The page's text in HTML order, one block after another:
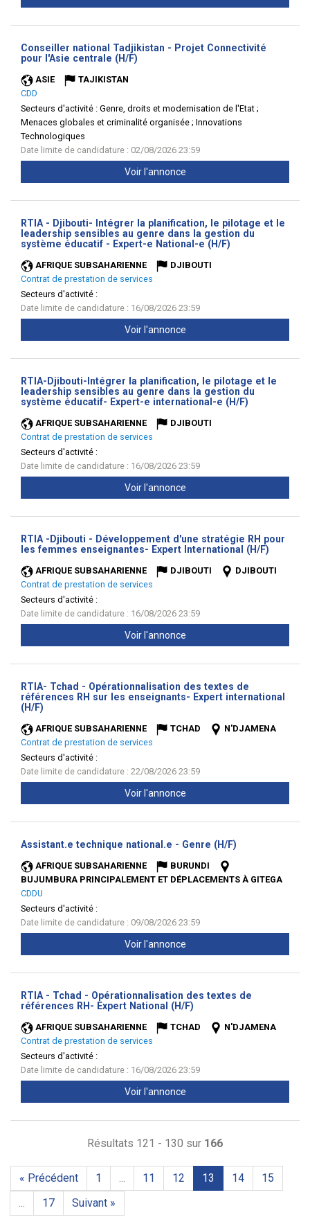
Conseiller national Tadjikistan - Projet Connectivité
pour l'Asie centrale (H/F)
ASIE
TAJIKISTAN
CDD
Secteurs d'activité : Genre, droits et modernisation de l'Etat ;
Menaces globales et criminalité organisée ; Innovations
Technologiques
Date limite de candidature : 02/08/2026 23:59
Voir l'annonce
RTIA - Djibouti- Intégrer la planification, le pilotage et le
leadership sensibles au genre dans la gestion du
système éducatif - Expert-e National-e (H/F)
AFRIQUE SUBSAHARIENNE
DJIBOUTI
Contrat de prestation de services
Secteurs d'activité :
Date limite de candidature : 16/08/2026 23:59
Voir l'annonce
RTIA-Djibouti-Intégrer la planification, le pilotage et le
leadership sensibles au genre dans la gestion du
système éducatif- Expert-e international-e (H/F)
AFRIQUE SUBSAHARIENNE
DJIBOUTI
Contrat de prestation de services
Secteurs d'activité :
Date limite de candidature : 16/08/2026 23:59
Voir l'annonce
RTIA -Djibouti - Développement d'une stratégie RH pour
les femmes enseignantes- Expert International (H/F)
AFRIQUE SUBSAHARIENNE DJIBOUTI
DJIBOUTI
Contrat de prestation de services
Secteurs d'activité :
Date limite de candidature : 16/08/2026 23:59
Voir l'annonce
RTIA- Tchad - Opérationnalisation des textes de
références RH sur les enseignants- Expert international
(H/F)
AFRIQUE SUBSAHARIENNE TCHAD
N'DJAMENA
Contrat de prestation de services
Secteurs d'activité :
Date limite de candidature : 22/08/2026 23:59
Voir l'annonce
Assistant.e technique national.e - Genre (H/F)
AFRIQUE SUBSAHARIENNE
BURUNDI
BUJUMBURA PRINCIPALEMENT ET DÉPLACEMENTS À GITEGA
CDDU
Secteurs d'activité :
Date limite de candidature : 09/08/2026 23:59
Voir l'annonce
RTIA - Tchad - Opérationnalisation des textes de
références RH- Expert National (H/F)
AFRIQUE SUBSAHARIENNE TCHAD
N'DJAMENA
Contrat de prestation de services
Secteurs d'activité :
Date limite de candidature : 16/08/2026 23:59
Voir l'annonce
Résultats 121 - 130 sur 166
« Précédent 1 ... 11 12 13 14
15
...
17 Suivant »